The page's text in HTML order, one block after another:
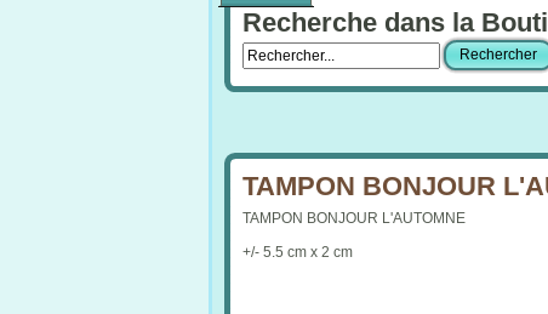
Recherche dans la
TAMPON BONJOUR
TAMPON BONJOUR L'AUTOMNE
+/- 5.5 cm x 2 cm